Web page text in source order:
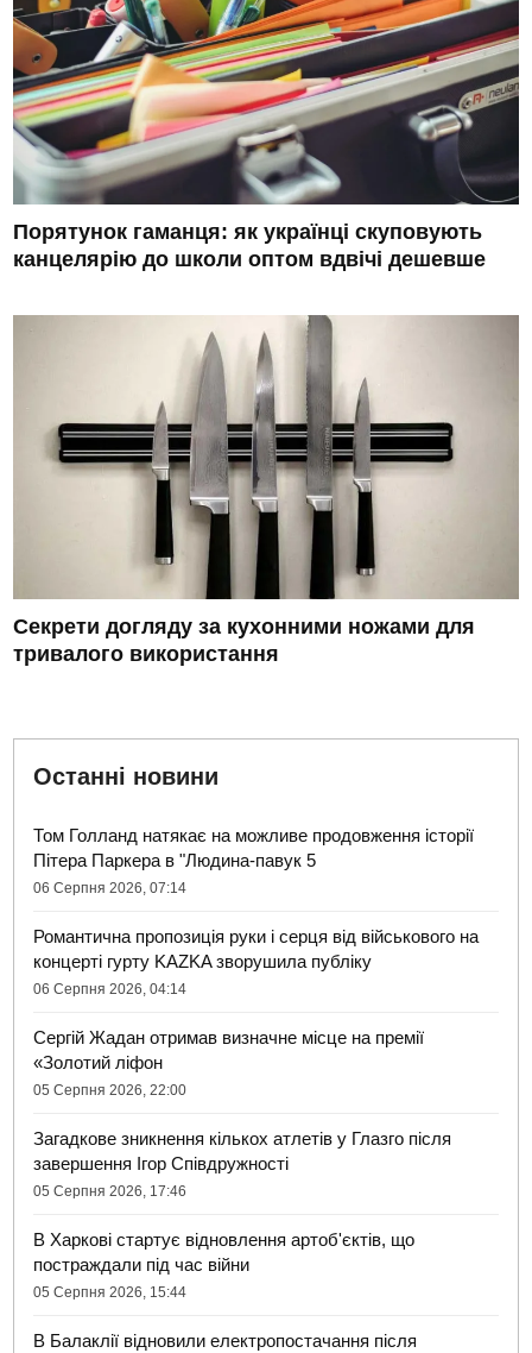
Порятунок гаманця: як українці скуповують
канцелярію до школи оптом вдвічі дешевше
Секрети догляду за кухонними ножами для
тривалого використання
Останні новини
Том Голланд натякає на можливе продовження історії
Пітера Паркера в "Людина-павук 5
06 Серпня 2026, 07:14
Романтична пропозиція руки і серця від військового на
концерті гурту KAZKA зворушила публіку
06 Серпня 2026, 04:14
Сергій Жадан отримав визначне місце на премії
«Золотий ліфон
05 Серпня 2026, 22:00
Загадкове зникнення кількох атлетів у Глазго після
завершення Ігор Співдружності
05 Серпня 2026, 17:46
В Харкові стартує відновлення артоб'єктів, що
постраждали під час війни
05 Серпня 2026, 15:44
В Балаклії відновили електропостачання після